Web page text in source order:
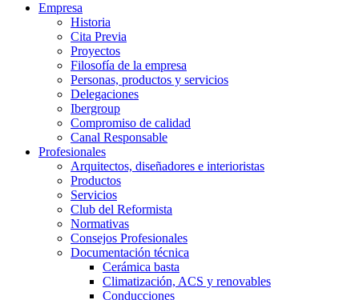
Empresa
Historia
Cita Previa
Proyectos
Filosofía de la empresa
Personas, productos y servicios
Delegaciones
Ibergroup
Compromiso de calidad
Canal Responsable
Profesionales
Arquitectos, diseñadores e interioristas
Productos
Servicios
Club del Reformista
Normativas
Consejos Profesionales
Documentación técnica
Cerámica basta
Climatización, ACS y renovables
Conducciones